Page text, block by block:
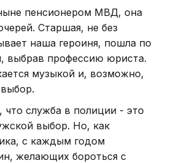
пенсионером МВД, она
Старшая, не без
наша героиня, пошла по
выбрав профессию юриста.
музыкой и, возможно,
что служба в полиции - это
выбор. Но, как
с каждым годом
желающих бороться с